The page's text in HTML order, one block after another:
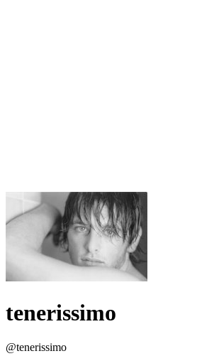
tenerissimo
@tenerissimo